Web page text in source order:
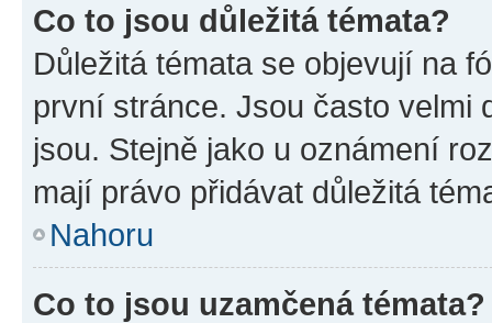
Co to jsou důležitá témata?
Důležitá témata se objevují na
první stránce. Jsou často velmi
jsou. Stejně jako u oznámení
mají právo přidávat důležitá
Nahoru
Co to jsou uzamčená témata?